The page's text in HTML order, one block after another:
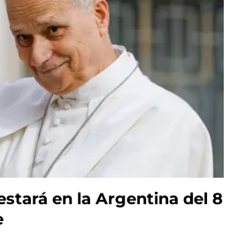
en la Argentina del 8